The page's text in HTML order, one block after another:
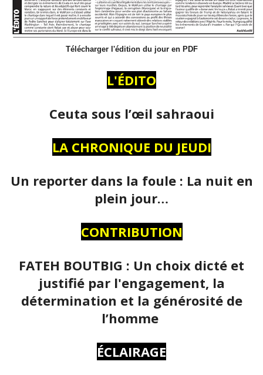
Télécharger l'édition du jour en PDF
L'ÉDITO
Ceuta sous l’œil sahraoui
LA CHRONIQUE DU JEUDI
Un reporter dans la foule : La nuit en
plein jour…
CONTRIBUTION
FATEH BOUTBIG : Un choix dicté et
justifié par l'engagement, la
détermination et la générosité de
l’homme
ÉCLAIRAGE